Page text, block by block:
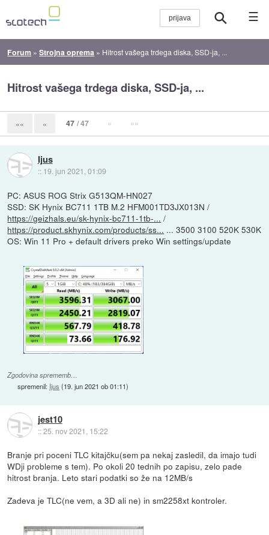
☰
Forum »Strojna oprema » Hitrost vašega trdega diska, SSD-ja, ...
Hitrost vašega trdega diska, SSD-ja, ...
«« « 47 / 47 » »»
Ijus
:: 19. jun 2021, 01:09
PC: ASUS ROG Strix G513QM-HN027
SSD: SK Hynix BC711 1TB M.2 HFM001TD3JX013N /
https://geizhals.eu/sk-hynix-bc711-1tb-... /
https://product.skhynix.com/products/ss... ... 3500 3100 520K 530K
OS: Win 11 Pro + default drivers preko Win settings/update
Zgodovina sprememb…
spremenil: Ijus (19. jun 2021 ob 01:11)
jest10
::25. nov 2021, 15:22
Branje pri poceni TLC kitajčku(sem pa nekaj zasledil, da imajo tudi
WDji probleme s tem). Po okoli 20 tednih po zapisu, zelo pade
hitrost branja. Leto stari podatki so že na 12MB/s
Zadeva je TLC(ne vem, a 3D ali ne) in sm2258xt kontroler.